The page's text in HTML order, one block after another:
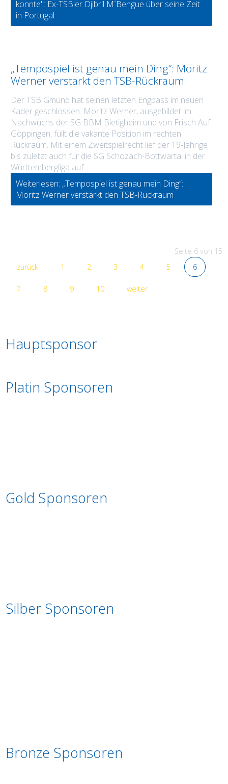
konnte": Ex-TSBler Djibril M´Bengue über seine Zeit
in Portugal
„Tempospiel ist genau mein Ding“: Moritz
Werner verstärkt den TSB-Rückraum
Der TSB Gmünd hat seinen letzten Engpass im neuen
Kader geschlossen. Moritz Werner, ausgebildet im
Nachwuchs der SG BBM Bietigheim und von Frisch Auf
Göppingen, füllt die vakante Position im rechten
Rückraum. Mit einem Zweitspielrecht lief der 19-Jährige
bis zuletzt auch für die SG Schozach-Bottwartal in der
Württembergliga auf.
Weiterlesen: „Tempospiel ist genau mein Ding“:
Moritz Werner verstärkt den TSB-Rückraum
Seite 6 von 15
zurück
1 2 3 4 5 6
7 8 9 10 weiter
Hauptsponsor
Platin Sponsoren
Gold Sponsoren
Silber Sponsoren
Bronze Sponsoren